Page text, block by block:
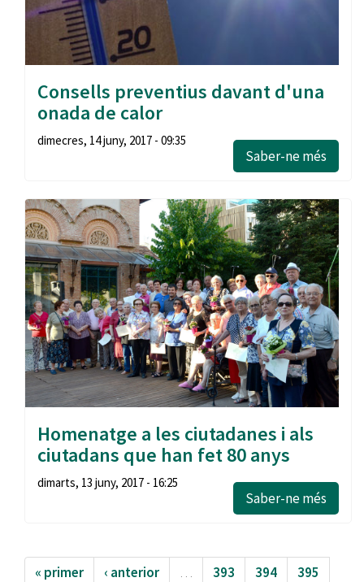
Consells preventius davant d'una
onada de calor
dimecres, 14 juny, 2017 - 09:35
Saber-ne més
Homenatge a les ciutadanes i als
ciutadans que han fet 80 anys
dimarts, 13 juny, 2017 - 16:25
Saber-ne més
« primer ‹ anterior … 393 394
395